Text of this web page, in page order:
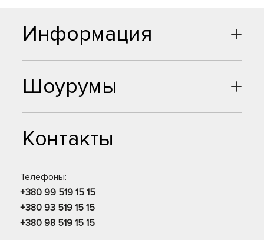
Шоурумы
Контакты
Телефоны:
+380 99 519 15 15
+380 93 519 15 15
+380 98 519 15 15
Информация